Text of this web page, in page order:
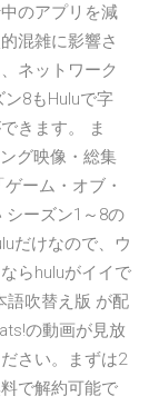
のアプリを減
混雑に影響さ
ネットワーク
8もHuluで字
きます。 ま
グ映像・総集
ーム・オブ・
シーズン1～8の
だけなので、ウ
らhuluがイイで
語吹替え版 が配
の動画が見放
さい。まずは2
で解約可能で